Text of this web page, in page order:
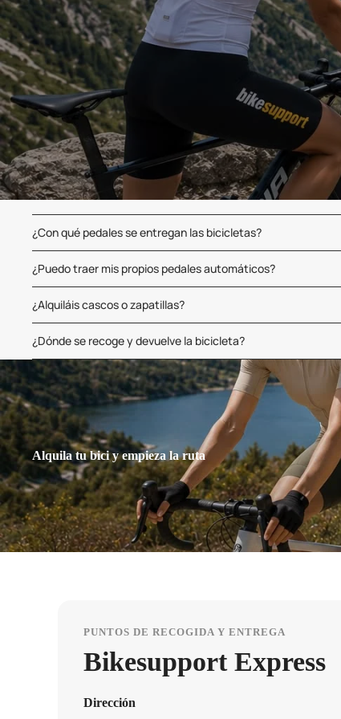
¿Con qué pedales se entregan las bicicletas?
¿Puedo traer mis propios pedales automáticos?
¿Alquiláis cascos o zapatillas?
¿Dónde se recoge y devuelve la bicicleta?
Alquila tu bici y empieza la ruta
PUNTOS DE RECOGIDA Y ENTREGA
Bikesupport Express
Dirección